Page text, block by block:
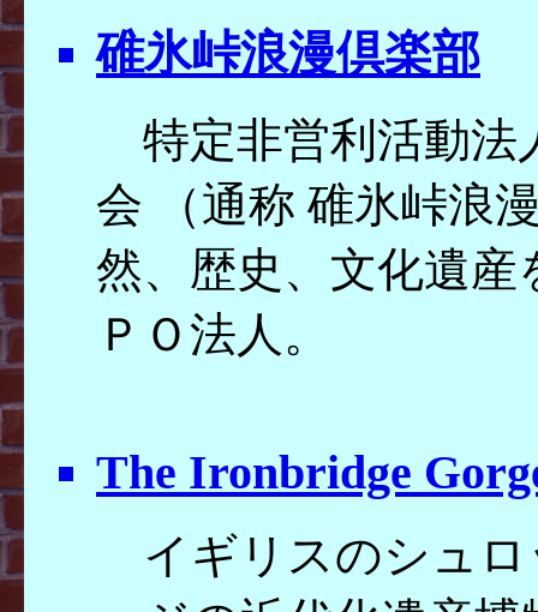
碓氷峠浪漫倶楽部
特定非営利活動法
会 （通称 碓氷峠浪
然、歴史、文化遺
ＰＯ法人。
The Ironbridge
イギリスのシュロ